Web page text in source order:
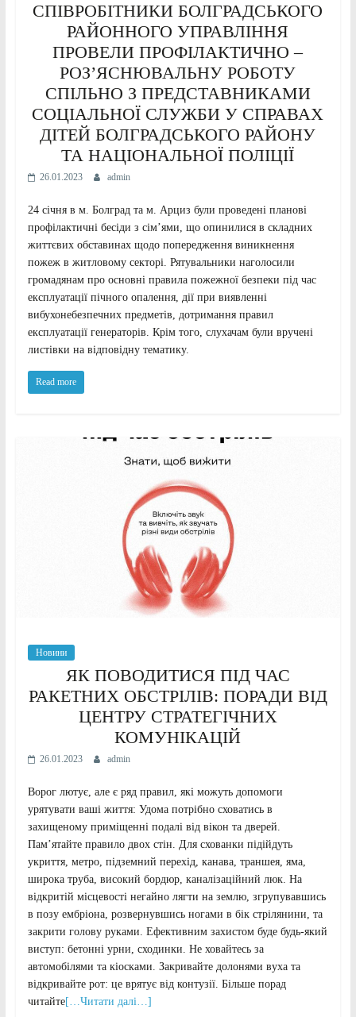
СПІВРОБІТНИКИ БОЛГРАДСЬКОГО
РАЙОННОГО УПРАВЛІННЯ
ПРОВЕЛИ ПРОФІЛАКТИЧНО –
РОЗ’ЯСНЮВАЛЬНУ РОБОТУ
СПІЛЬНО З ПРЕДСТАВНИКАМИ
СОЦІАЛЬНОЇ СЛУЖБИ У СПРАВАХ
ДІТЕЙ БОЛГРАДСЬКОГО РАЙОНУ
ТА НАЦІОНАЛЬНОЇ ПОЛІЦІЇ
26.01.2023 admin
24 січня в м. Болград та м. Арциз були проведені планові
профілактичні бесіди з сім’ями, що опинилися в складних
життєвих обставинах щодо попередження виникнення
пожеж в житловому секторі. Рятувальники наголосили
громадянам про основні правила пожежної безпеки під час
експлуатації пічного опалення, дії при виявленні
вибухонебезпечних предметів, дотримання правил
експлуатації генераторів. Крім того, слухачам були вручені
листівки на відповідну тематику.
Read more
Новини
ЯК ПОВОДИТИСЯ ПІД ЧАС
РАКЕТНИХ ОБСТРІЛІВ: ПОРАДИ ВІД
ЦЕНТРУ СТРАТЕГІЧНИХ
КОМУНІКАЦІЙ
26.01.2023 admin
Ворог лютує, але є ряд правил, які можуть допомоги
урятувати ваші життя: Удома потрібно сховатись в
захищеному приміщенні подалі від вікон та дверей.
Пам’ятайте правило двох стін. Для схованки підійдуть
укриття, метро, підземний перехід, канава, траншея, яма,
широка труба, високий бордюр, каналізаційний люк. На
відкритій місцевості негайно лягти на землю, згрупувавшись
в позу ембріона, розвернувшись ногами в бік стрілянини, та
закрити голову руками. Ефективним захистом буде будь-який
виступ: бетонні урни, сходинки. Не ховайтесь за
автомобілями та кіосками. Закривайте долонями вуха та
відкривайте рот: це врятує від контузії. Більше порад
читайте[…Читати далі…]